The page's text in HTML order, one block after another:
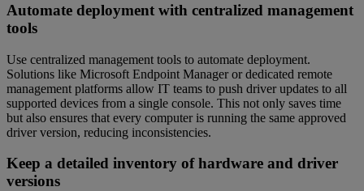
Automate deployment with centralized management
tools
Use centralized management tools to automate deployment.
Solutions like Microsoft Endpoint Manager or dedicated remote
management platforms allow IT teams to push driver updates to all
supported devices from a single console. This not only saves time
but also ensures that every computer is running the same approved
driver version, reducing inconsistencies.
Keep a detailed inventory of hardware and driver
versions